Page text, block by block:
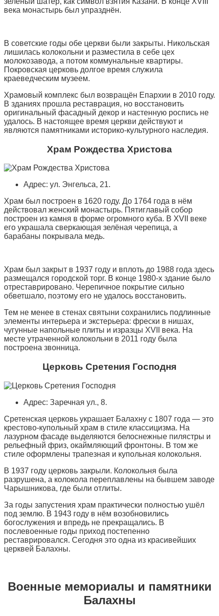
века монастырь был упразднён.
В советские годы обе церкви были закрыты. Никольская
лишилась колокольни и разместила в себе цех
молокозавода, а потом коммунальные квартиры.
Покровская церковь долгое время служила
краеведческим музеем.
Храмовый комплекс был возвращён Епархии в 2010 году.
В зданиях прошла реставрация, но восстановить
оригинальный фасадный декор и настенную роспись не
удалось. В настоящее время церкви действуют и
являются памятниками историко-культурного наследия.
Храм Рождества Христова
Адрес: ул. Энгельса, 21.
Храм был построен в 1620 году. До 1764 года в нём
действовал женский монастырь. Пятиглавый собор
построен из камня в форме огромного куба. В XVII веке
его украшала сверкающая зелёная черепица, а
барабаны покрывала медь.
Храм был закрыт в 1937 году и вплоть до 1988 года здесь
размещался городской торг. В конце 1980-х здание было
отреставрировано. Черепичное покрытие сильно
обветшало, поэтому его не удалось восстановить.
Тем не менее в стенах святыни сохранились подлинные
элементы интерьера и экстерьера: фрески в нишах,
чугунные напольные плиты и изразцы XVII века. На
месте утраченной колокольни в 2011 году была
построена звонница.
Церковь Сретения Господня
Адрес: Заречная ул., 8.
Сретенская церковь украшает Балахну с 1807 года — это
крестово-купольный храм в стиле классицизма. На
лазурном фасаде выделяются белоснежные пилястры и
рельефный фриз, окаймляющий фронтоны. В том же
стиле оформлены трапезная и купольная колокольня.
В 1937 году церковь закрыли. Колокольня была
разрушена, а колокола переплавлены на бывшем заводе
Чарышникова, где были отлиты.
За годы запустения храм практически полностью ушёл
под землю. В 1943 году в нём возобновились
богослужения и впредь не прекращались. В
послевоенные годы приход постепенно
реставрировался. Сегодня это одна из красивейших
церквей Балахны.
Военные мемориалы и памятники
Балахны